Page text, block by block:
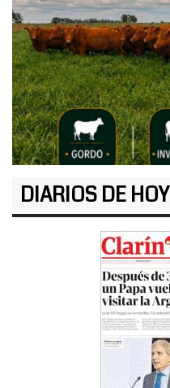
DIARIOS DE HOY